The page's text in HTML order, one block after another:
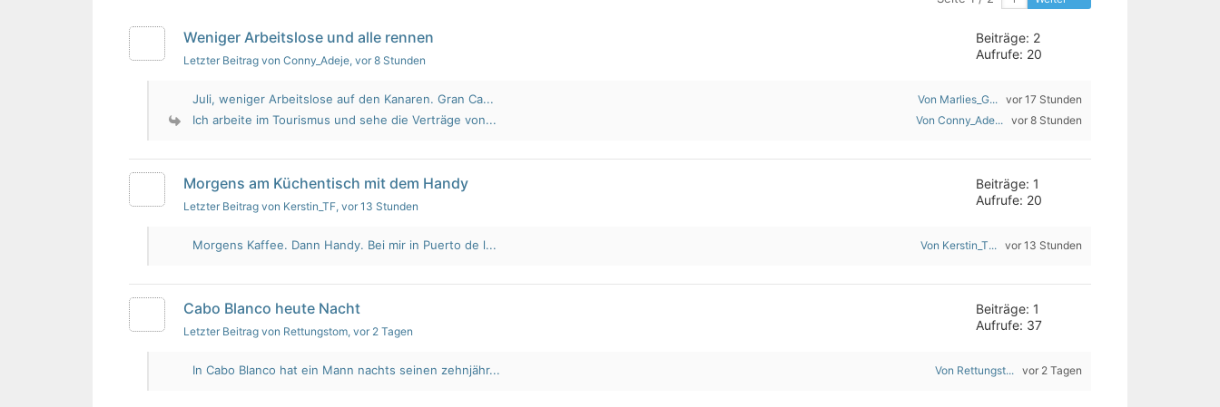
Weniger Arbeitslose und alle rennen
Letzter Beitrag von Conny_Adeje, vor 8 Stunden
Beiträge: 2
Aufrufe: 20
Juli, weniger Arbeitslose auf den Kanaren. Gran Ca... Von Marlies_G... vor 17 Stunden
Ich arbeite im Tourismus und sehe die Verträge von... Von Conny_Ade... vor 8 Stunden
Morgens am Küchentisch mit dem Handy
Letzter Beitrag von Kerstin_TF, vor 13 Stunden
Beiträge: 1
Aufrufe: 20
Morgens Kaffee. Dann Handy. Bei mir in Puerto de l... Von Kerstin_T... vor 13 Stunden
Cabo Blanco heute Nacht
Letzter Beitrag von Rettungstom, vor 2 Tagen
Beiträge: 1
Aufrufe: 37
In Cabo Blanco hat ein Mann nachts seinen zehnjähr... Von Rettungst... vor 2 Tagen